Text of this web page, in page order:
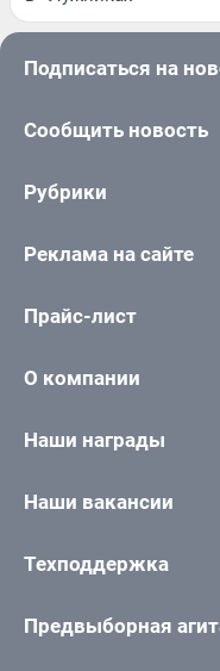
Подписаться на
Сообщить новость
Рубрики
Реклама на сайте
Прайс-лист
О компании
Наши награды
Наши вакансии
Техподдержка
Предвыборная